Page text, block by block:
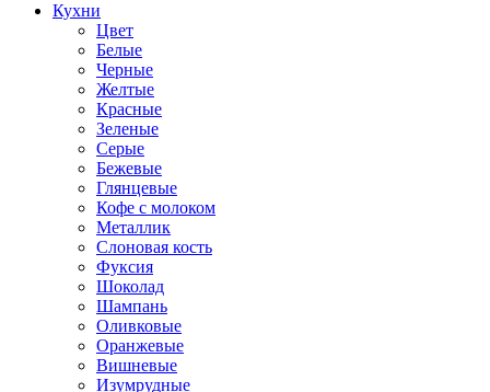
Кухни
Цвет
Белые
Черные
Желтые
Красные
Зеленые
Серые
Бежевые
Глянцевые
Кофе с молоком
Металлик
Слоновая кость
Фуксия
Шоколад
Шампань
Оливковые
Оранжевые
Вишневые
Изумрудные